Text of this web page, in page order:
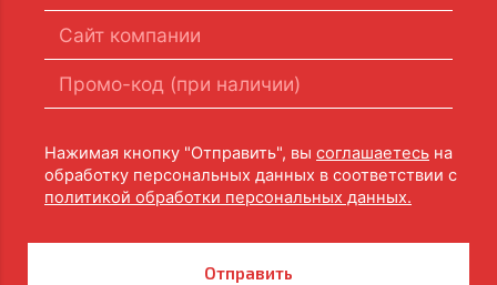
Нажимая кнопку "Отправить", вы соглашаетесь на
обработку персональных данных в соответствии с
политикой обработки персональных данных.
Отправить